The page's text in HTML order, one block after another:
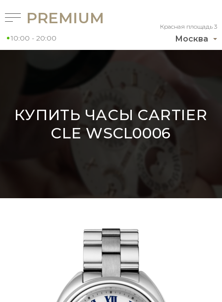
Москва
Красная площадь 3
PREMIUM
10:00 - 20:00
КУПИТЬ ЧАСЫ CARTIER
CLE WSCL0006